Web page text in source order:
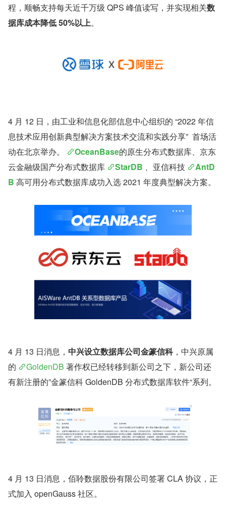
程，顺畅支持每天近千万级 QPS 峰值读写，并实现相关数
据库成本降低 50%以上。
4 月 12 日，由工业和信息化部信息中心组织的 “2022 年信
息技术应用创新典型解决方案技术交流和实践分享”  首场活
动在北京举办。
OceanBase的原生分布式数据库、京东
云金融级国产分布式数据库
StarDB 、亚信科技
AntD
B 高可用分布式数据库成功入选 2021 年度典型解决方案。
4 月 13 日消息， 中兴设立数据库公司金篆信科，中兴原属
的
GoldenDB 著作权已经转移到新公司之下，新公司还
有新注册的”金篆信科 GoldenDB 分布式数据库软件“系列。
4 月 13 日消息，佰聆数据股份有限公司签署 CLA 协议，正
式加入 openGauss 社区。